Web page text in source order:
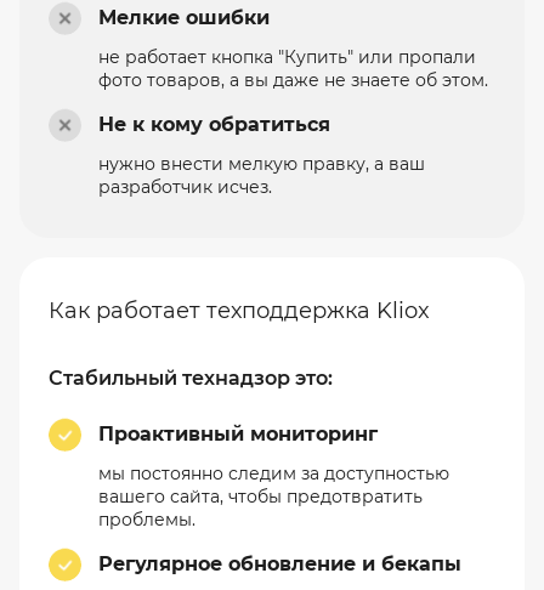
Мелкие ошибки
не работает кнопка "Купить" или пропали
фото товаров, а вы даже не знаете об этом.
Не к кому обратиться
нужно внести мелкую правку, а ваш
разработчик исчез.
Как работает техподдержка Kliox
Стабильный технадзор это:
Проактивный мониторинг
мы постоянно следим за доступностью
вашего сайта, чтобы предотвратить
проблемы.
Регулярное обновление и бекапы